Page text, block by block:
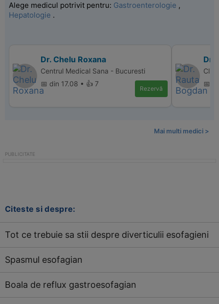
Alege medicul potrivit pentru: Gastroenterologie ,
Hepatologie .
Dr. Chelu Roxana
Centrul Medical Sana - Bucuresti
📅 din 17.08 • 👍 7
Rezervă
Dr.
📅
Mai multi medici >
Citeste si despre:
Tot ce trebuie sa stii despre diverticulii esofagieni
Spasmul esofagian
Boala de reflux gastroesofagian